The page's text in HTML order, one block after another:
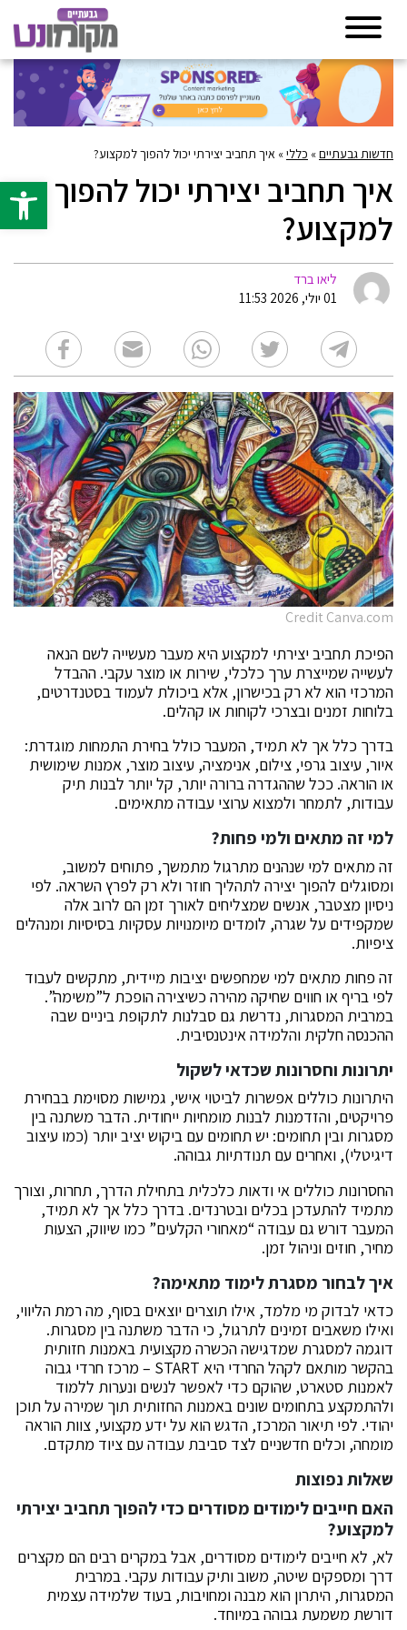
פתח
חדשות גבעתיים» כללי» איך תחביב יצירתי יכול להפוך למקצוע?
איך תחביב יצירתי יכול להפוך
למקצוע?
ליאו ברד
01 יולי, 2026 11:53
Credit Canva.com
הפיכת תחביב יצירתי למקצוע היא מעבר מעשייה לשם הנאה
לעשייה שמייצרת ערך כלכלי, שירות או מוצר עקבי. ההבדל
המרכזי הוא לא רק בכישרון, אלא ביכולת לעמוד בסטנדרטים,
בלוחות זמנים ובצרכי לקוחות או קהלים.
בדרך כלל אך לא תמיד, המעבר כולל בחירת התמחות מוגדרת:
איור, עיצוב גרפי, צילום, אנימציה, עיצוב מוצר, אמנות שימושית
או הוראה. ככל שההגדרה ברורה יותר, קל יותר לבנות תיק
עבודות, לתמחר ולמצוא ערוצי עבודה מתאימים.
למי זה מתאים ולמי פחות?
זה מתאים למי שנהנים מתרגול מתמשך, פתוחים למשוב,
ומסוגלים להפוך יצירה לתהליך חוזר ולא רק לפרץ השראה. לפי
ניסיון מצטבר, אנשים שמצליחים לאורך זמן הם לרוב אלה
שמקפידים על שגרה, לומדים מיומנויות עסקיות בסיסיות ומנהלים
ציפיות.
זה פחות מתאים למי שמחפשים יציבות מיידית, מתקשים לעבוד
לפי בריף או חווים שחיקה מהירה כשיצירה הופכת ל”משימה”.
במרבית המסגרות, נדרשת גם סבלנות לתקופת ביניים שבה
ההכנסה חלקית והלמידה אינטנסיבית.
יתרונות וחסרונות שכדאי לשקול
היתרונות כוללים אפשרות לביטוי אישי, גמישות מסוימת בבחירת
פרויקטים, והזדמנות לבנות מומחיות ייחודית. הדבר משתנה בין
מסגרות ובין תחומים: יש תחומים עם ביקוש יציב יותר (כמו עיצוב
דיגיטלי), ואחרים עם תנודתיות גבוהה.
החסרונות כוללים אי ודאות כלכלית בתחילת הדרך, תחרות, וצורך
מתמיד להתעדכן בכלים ובטרנדים. בדרך כלל אך לא תמיד,
המעבר דורש גם עבודה “מאחורי הקלעים” כמו שיווק, הצעות
מחיר, חוזים וניהול זמן.
איך לבחור מסגרת לימוד מתאימה?
כדאי לבדוק מי מלמד, אילו תוצרים יוצאים בסוף, מה רמת הליווי,
ואילו משאבים זמינים לתרגול, כי הדבר משתנה בין מסגרות.
דוגמה למסגרת שמדגישה הכשרה מקצועית באמנות חזותית
בהקשר מותאם לקהל החרדי היא START – מרכז חרדי גבוה
לאמנות סטארט, שהוקם כדי לאפשר לנשים ונערות ללמוד
ולהתמקצע בתחומים שונים באמנות החזותית תוך שמירה על תוכן
יהודי. לפי תיאור המרכז, הדגש הוא על ידע מקצועי, צוות הוראה
מומחה, וכלים חדשניים לצד סביבת עבודה עם ציוד מתקדם.
שאלות נפוצות
האם חייבים לימודים מסודרים כדי להפוך תחביב יצירתי
למקצוע?
לא, לא חייבים לימודים מסודרים, אבל במקרים רבים הם מקצרים
דרך ומספקים שיטה, משוב ותיק עבודות עקבי. במרבית
המסגרות, היתרון הוא מבנה ומחויבות, בעוד שלמידה עצמית
דורשת משמעת גבוהה במיוחד.